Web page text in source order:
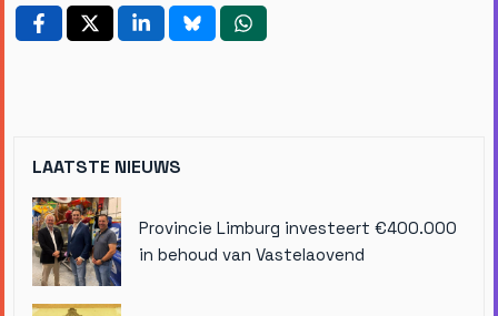
LAATSTE NIEUWS
Provincie Limburg investeert €400.000
in behoud van Vastelaovend